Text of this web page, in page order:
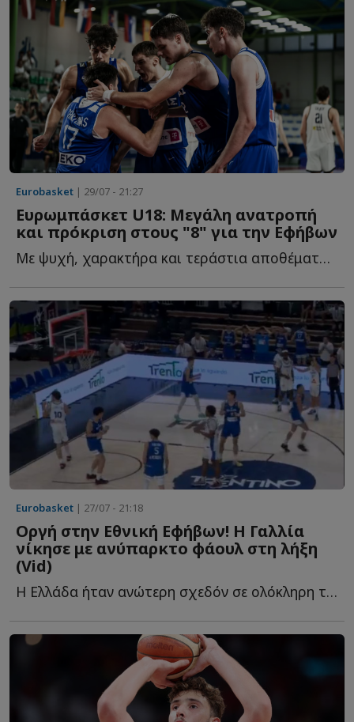
Eurobasket | 29/07 - 21:27
Ευρωμπάσκετ U18: Μεγάλη ανατροπή
και πρόκριση στους "8" για την Εφήβων
Με ψυχή, χαρακτήρα και τεράστια αποθέματα ενέργειας, η...
Eurobasket | 27/07 - 21:18
Οργή στην Εθνική Εφήβων! Η Γαλλία
νίκησε με ανύπαρκτο φάουλ στη λήξη
(Vid)
Η Ελλάδα ήταν ανώτερη σχεδόν σε ολόκληρη την αναμέτρηση, π...